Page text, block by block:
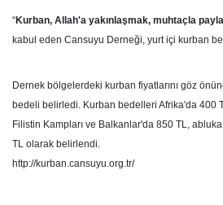
“Kurban, Allah'a yakınlaşmak, muhtaçla
kabul eden Cansuyu Derneği, yurt içi kurban
Dernek bölgelerdeki kurban fiyatlarını göz
bedeli belirledi. Kurban bedelleri Afrika'da 400
Filistin Kampları ve Balkanlar'da 850 TL,
TL olarak belirlendi.
http://kurban.cansuyu.org.tr/